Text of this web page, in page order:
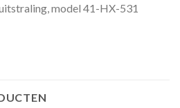
model 41-HX-531